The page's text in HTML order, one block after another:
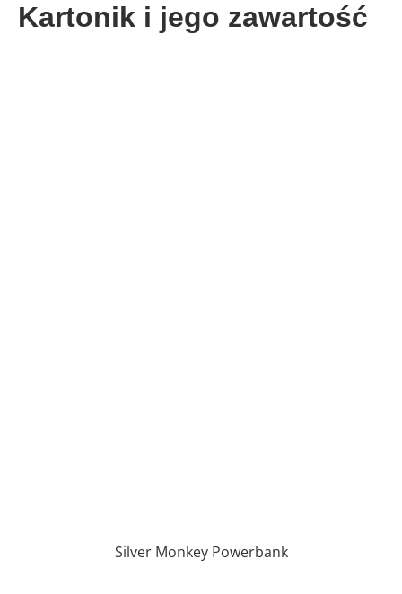
Kartonik i jego zawartość
Silver Monkey Powerbank